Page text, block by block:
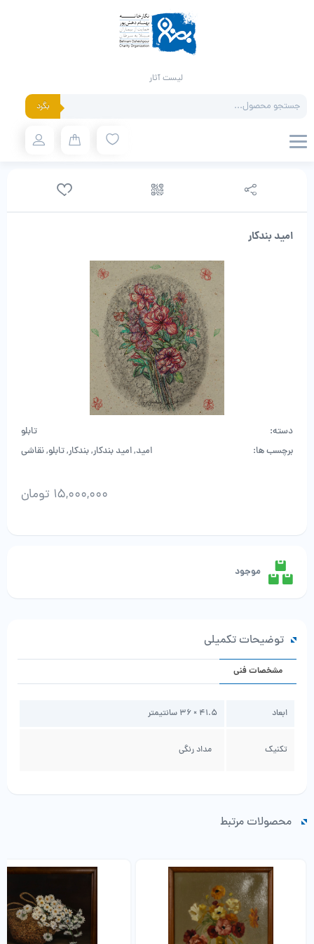
لیست آثار
search بگرد
امید بندکار
دسته:
تابلو
برچسب ها:
امید,امید بندکار,بندکار,تابلو,نقاشی
15,000,000 تومان
عدد
موجود
توضیحات تکمیلی
مشخصات فنی
ابعاد 41.5 × 36 سانتیمتر
تکنیک مداد رنگی
محصولات مرتبط